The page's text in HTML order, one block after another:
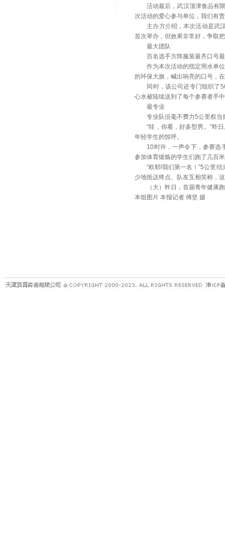
活动最后，武汉顶津食品有限
次活动的爱心参与单位，我们有
主办方介绍，本次活动是武汉
首次举办，但效果非常好，争取
最大团队
百名选手方阵服装最齐口号
作为本次活动的指定用水单位
的环保大旗，喊出响亮的口号，
同时，该公司还专门组织了50
心水被陆续送到了每个参赛者手
最专业
专业队伍毫不费力5公里权当
“哇，你看，好多型男。”昨日
年轻学生的惊呼。
10时许，一声令下，参赛选手
参加体育锻炼的学生们跑了几百
“欧耶!我们第一名！”5公里结
少地抵达终点。队友互相笑称，
（大）昨日，首届青年健康跑
本组图片 本报记者 傅坚 摄